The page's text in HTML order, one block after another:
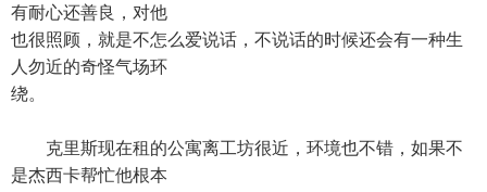
有耐心还善良，对他
也很照顾，就是不怎么爱说话，不说话的时候还会有一种生
人勿近的奇怪气场环
绕。
克里斯现在租的公寓离工坊很近，环境也不错，如果不
是杰西卡帮忙他根本